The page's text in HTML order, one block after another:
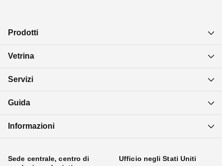
Prodotti
Vetrina
Servizi
Guida
Informazioni
Sede centrale, centro di
Ufficio negli Stati Uniti